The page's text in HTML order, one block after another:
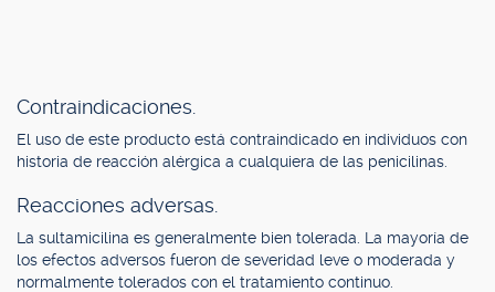
Contraindicaciones.
El uso de este producto está contraindicado en individuos con
historia de reacción alérgica a cualquiera de las penicilinas.
Reacciones adversas.
La sultamicilina es generalmente bien tolerada. La mayoría de
los efectos adversos fueron de severidad leve o moderada y
normalmente tolerados con el tratamiento continuo.